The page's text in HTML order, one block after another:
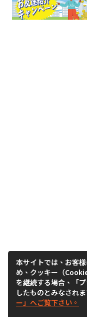
本サイトでは、お客
め、クッキー（
を継続する場合、「
したものとみなされま
ー」へご覧下さい。